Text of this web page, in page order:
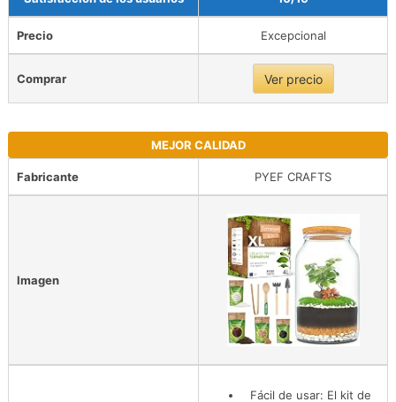
Precio Excepcional
Comprar Ver precio
MEJOR CALIDAD
Fabricante PYEF CRAFTS
Imagen
Fácil de usar: El kit de